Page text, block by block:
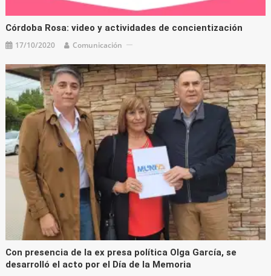
Córdoba Rosa: video y actividades de concientización
17/10/2020 Comunicación
Con presencia de la ex presa política Olga García, se
desarrolló el acto por el Día de la Memoria